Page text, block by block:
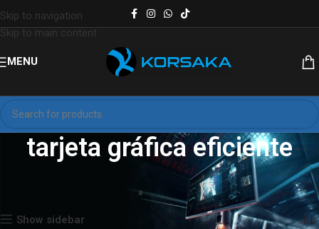
Skip to navigation
Skip to main content
MENU
tarjeta gráfica eficiente
Productos etiquetados “tarjeta gráfica eficiente”
Show sidebar